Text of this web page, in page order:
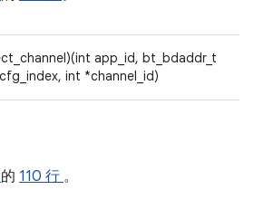
app_id, bt_bdaddr_t
int *channel_id)
的 110 行 。